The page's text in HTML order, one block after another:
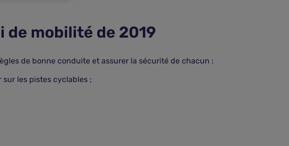
de mobilité de 2019
de bonne conduite et assurer la sécurité de chacun :
les pistes cyclables ;